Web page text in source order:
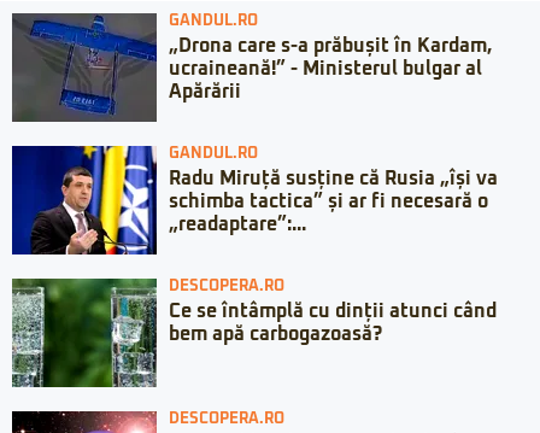
GANDUL.RO
„Drona care s-a prăbușit în Kardam,
ucraineană!” - Ministerul bulgar al
Apărării
GANDUL.RO
Radu Miruță susține că Rusia „își va
schimba tactica” și ar fi necesară o
„readaptare”:...
DESCOPERA.RO
Ce se întâmplă cu dinții atunci când
bem apă carbogazoasă?
DESCOPERA.RO